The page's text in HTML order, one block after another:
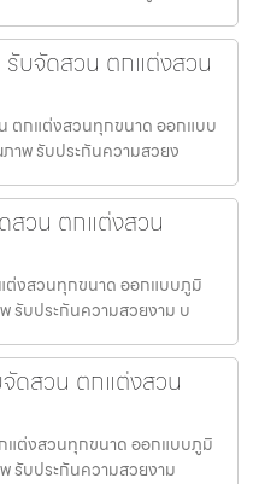
บจัดสวน ตกแต่งสวน
ตกแต่งสวนทุกขนาด ออกแบบ
าพ รับประกันความสวยง
สวน ตกแต่งสวน
ต่งสวนทุกขนาด ออกแบบภูมิ
รับประกันความสวยงาม บ
ดสวน ตกแต่งสวน
ต่งสวนทุกขนาด ออกแบบภูมิ
รับประกันความสวยงาม